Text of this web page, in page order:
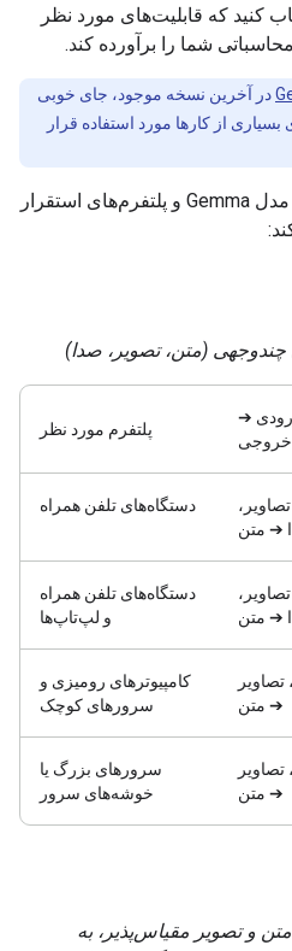
کنید که قابلیت‌های مورد نظر
شما را برآورده کند.
در آخرین نسخه موجود، جای خوبی
از کارها مورد استفاده قرار
جدول زیر انواع اصلی خانواده مدل Gemma و پلتفرم‌های استقرار
(متن، تصویر، صدا)
➔
خروجی
پلتفرم مورد نظر
➔ متن
دستگاه‌های تلفن همراه
➔ متن
دستگاه‌های تلفن همراه
و لپ‌تاپ‌ها
تصاویر
➔ متن
کامپیوترهای رومیزی و
سرورهای کوچک
تصاویر
➔ متن
سرورهای بزرگ یا
خوشه‌های سرور
و تصویر مقیاس‌پذیر، به